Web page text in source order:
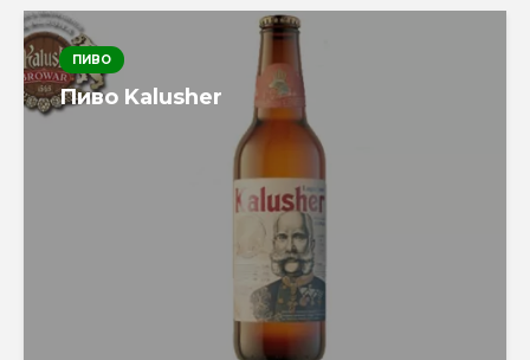
ПИВО
Пиво Kalusher